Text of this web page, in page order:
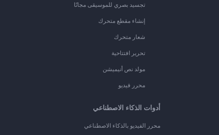
تجسيد بصري للموسيقى مجانًا
إنشاء مقطع متحرك
شعار متحرك
تحرير افتتاحية
مولد نص أنيميشن
محرر فيديو
أدوات الذكاء الاصطناعي
محرر الفيديو بالذكاء الاصطناعي